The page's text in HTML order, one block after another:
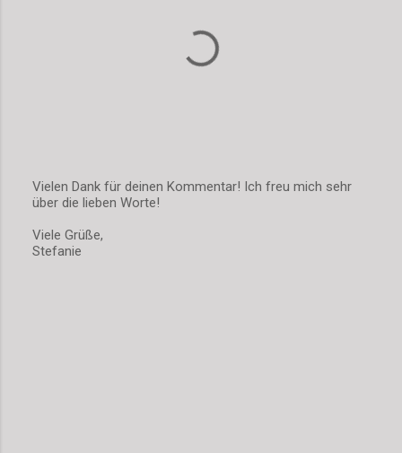
K
m
m
Vielen Dank für deinen Kommentar! Ich freu mich sehr
über die lieben Worte!
Viele Grüße,
Stefanie